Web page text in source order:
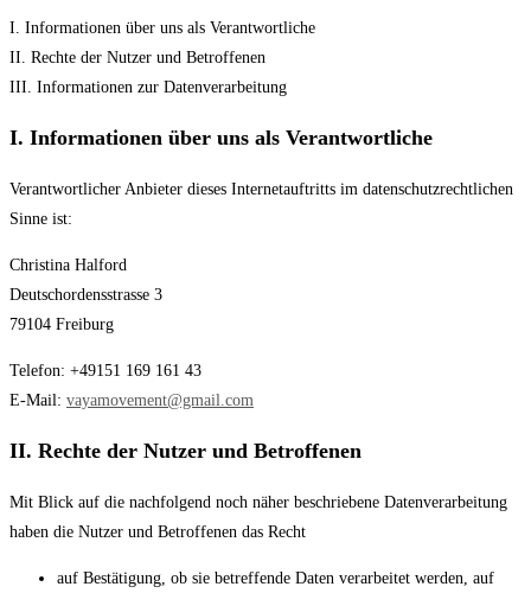
I. Informationen über uns als Verantwortliche
II. Rechte der Nutzer und Betroffenen
III. Informationen zur Datenverarbeitung
I. Informationen über uns als Verantwortliche
Verantwortlicher Anbieter dieses Internetauftritts im datenschutzrechtlichen
Sinne ist:
Christina Halford
Deutschordensstrasse 3
79104 Freiburg
Telefon: +49151 169 161 43
E-Mail: vayamovement@gmail.com
II. Rechte der Nutzer und Betroffenen
Mit Blick auf die nachfolgend noch näher beschriebene Datenverarbeitung
haben die Nutzer und Betroffenen das Recht
auf Bestätigung, ob sie betreffende Daten verarbeitet werden, auf